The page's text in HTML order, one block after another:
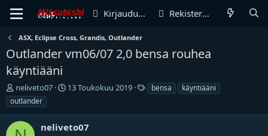
Kirjaudu sisään Rekisteröidy
ASX, Eclipse Cross, Grandis, Outlander
Outlander vm06/07 2,0 bensa rouhea
käyntiääni
V
i
e
s
t
neliveto07
A
t
13 Toukokuu 2019
T
u
bensa
käyntiääni
outlander
neliveto07